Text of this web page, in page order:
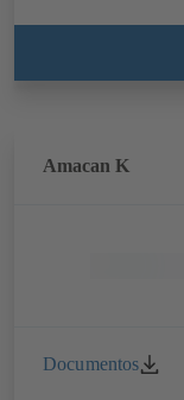
Amacan K
Documentos